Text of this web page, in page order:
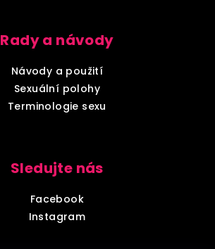
Rady a návody
Návody a použití
Sexuální polohy
Terminologie sexu
Sledujte nás
Facebook
Instagram